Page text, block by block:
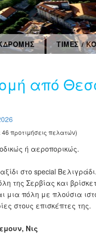
ΤΙΜΕΣ /
από
46 προτιμήσεις πελατών)
ή αεροπορικώς.
στο special
της Σερβίας και
μια πόλη με πλούσια
στους επισκέπτες της.
Νις